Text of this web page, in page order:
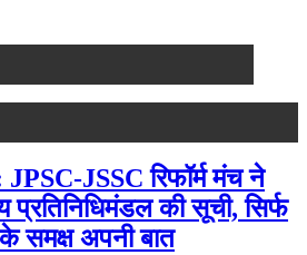
JSSC रिफॉर्म मंच ने
प्रतिनिधिमंडल की सूची, सिर्फ
समक्ष अपनी बात